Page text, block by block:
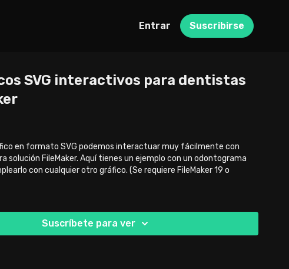
Entrar Suscribirse
SVG interactivos para dentistas
en formato SVG podemos interactuar muy fácilmente con
solución FileMaker. Aquí tienes un ejemplo con un odontograma
con cualquier otro gráfico. (Se requiere FileMaker 19 o
Suscríbete para ver